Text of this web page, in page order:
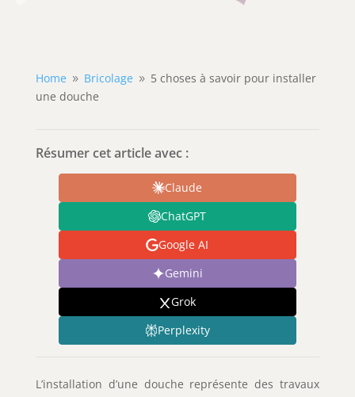
Home 9 Bricolage 9 5 choses à savoir pour installer
une douche
Résumer cet article avec :
Claude
ChatGPT
Google AI
Gemini
Grok
Perplexity
L’installation d’une douche représente des travaux